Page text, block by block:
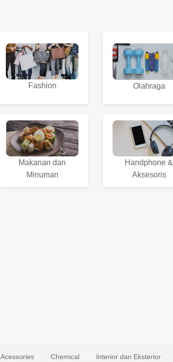
Fashion Olahraga
Makanan dan
Minuman
Handphone &
Aksesoris
Acessories Chemical Interior dan Eksterior